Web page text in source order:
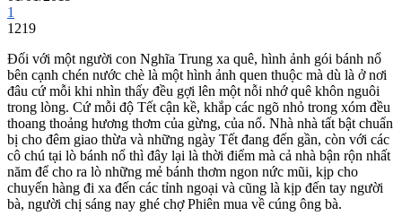
1
1219
Đối với một người con Nghĩa Trung xa quê, hình ảnh gói bánh nổ
bên cạnh chén nước chè là một hình ảnh quen thuộc mà dù là ở nơi
đâu cứ mỗi khi nhìn thấy đều gợi lên một nỗi nhớ quê khôn nguôi
trong lòng. Cứ mỗi độ Tết cận kề, khắp các ngõ nhỏ trong xóm đều
thoang thoảng hương thơm của gừng, của nổ. Nhà nhà tất bật chuẩn
bị cho đêm giao thừa và những ngày Tết đang đến gần, còn với các
cô chú tại lò bánh nổ thì đây lại là thời điểm mà cả nhà bận rộn nhất
năm để cho ra lò những mẻ bánh thơm ngon nức mũi, kịp cho
chuyến hàng đi xa đến các tỉnh ngoại và cũng là kịp đến tay người
bà, người chị sáng nay ghé chợ Phiên mua về cúng ông bà.